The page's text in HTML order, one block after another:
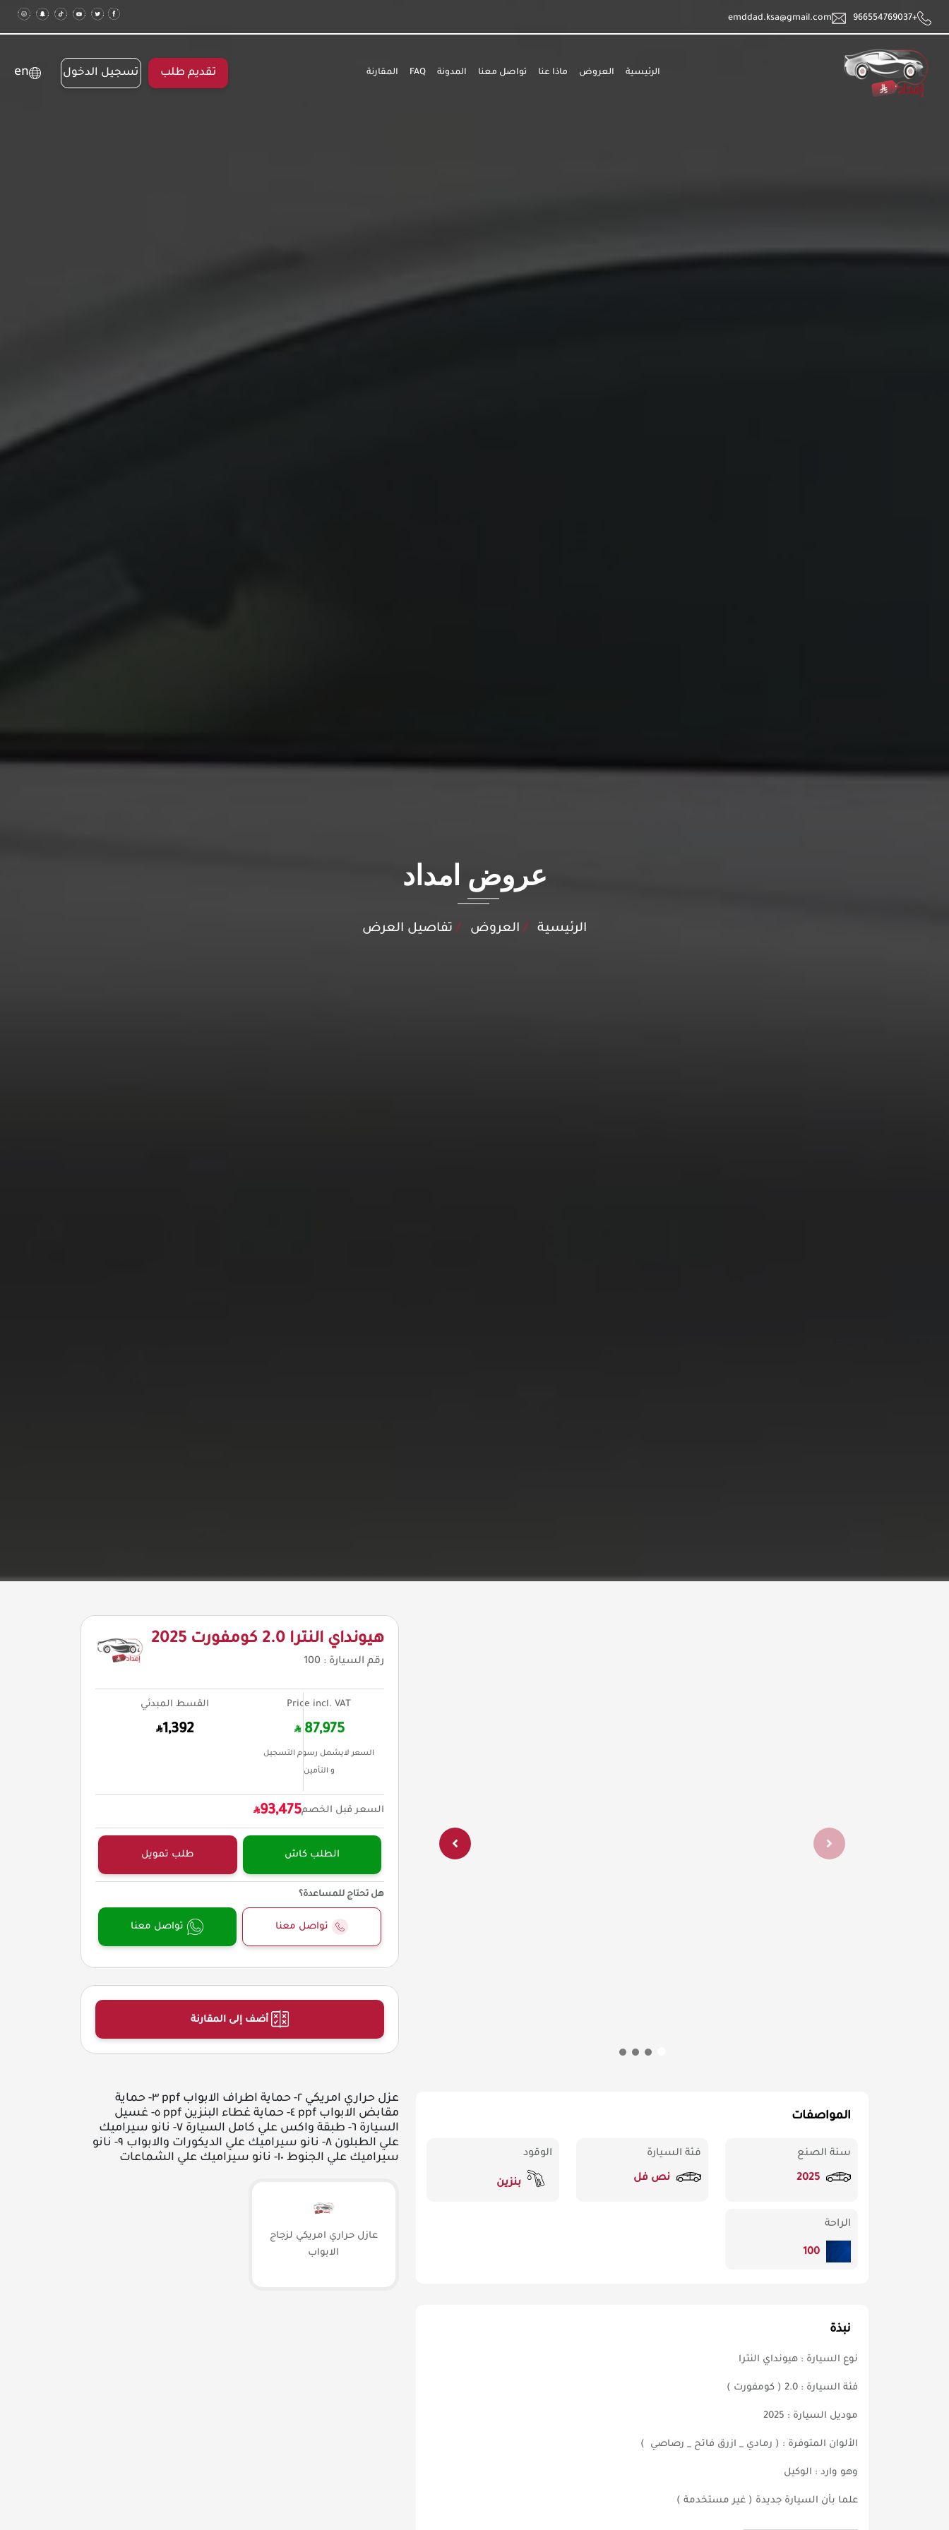
+966554769037
emddad.ksa@gmail.com
الرئيسية العروض ماذا عنا تواصل معنا المدونة FAQ المقارنة تقديم طلب تسجيل الدخول en
عروض امداد
الرئيسية العروض تفاصيل العرض
هيونداي النترا 2.0 كومفورت 2025
رقم السيارة : 100
Price incl. VAT
87,975
السعر لايشمل رسوم التسجيل
و التأمين
القسط المبدئي
1,392
السعر قبل الخصم93,475
الطلب كاش طلب تمويل
هل تحتاج للمساعدة؟
تواصل معنا تواصل معنا
أضف إلى المقارنة
المواصفات
سنة الصنع
2025
فئة السيارة
نص فل
الوقود
بنزين
الراحة
100
نبذة
نوع السيارة : هيونداي النترا
فئة السيارة : 2.0 ( كومفورت )
موديل السيارة : 2025
الألوان المتوفرة : ( رمادي _ ازرق فاتح _ رصاصي )
وهو وارد : الوكيل
علما بأن السيارة جديدة ( غير مستخدمة )
عزل حراري امريكي ٢- حماية اطراف الابواب ppf ٣- حماية
مقابض الابواب ppf ٤- حماية غطاء البنزين ppf ٥- غسيل
السيارة ٦- طبقة واكس علي كامل السيارة ٧- نانو سيراميك
علي الطبلون ٨- نانو سيراميك علي الديكورات والابواب ٩- نانو
سيراميك علي الجنوط ١٠- نانو سيراميك علي الشماعات
عازل حراري امريكي لزجاج
الابواب